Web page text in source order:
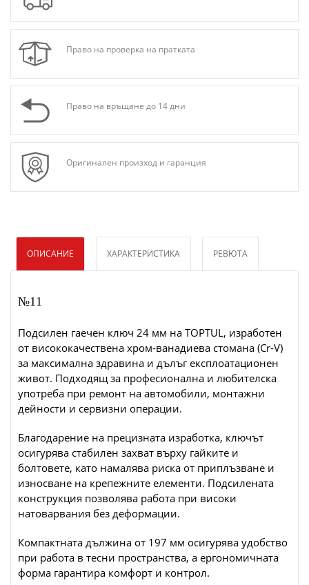
Право на проверка на пратката
Право на връщане до 14 дни
Оригинален произход и гаранция
ОПИСАНИЕ ХАРАКТЕРИСТИКА РЕВЮТА
№11
Подсилен гаечен ключ 24 мм на TOPTUL, изработен
от висококачествена хром-ванадиева стомана (Cr-V)
за максимална здравина и дълъг експлоатационен
живот. Подходящ за професионална и любителска
употреба при ремонт на автомобили, монтажни
дейности и сервизни операции.
Благодарение на прецизната изработка, ключът
осигурява стабилен захват върху гайките и
болтовете, като намалява риска от приплъзване и
износване на крепежните елементи. Подсилената
конструкция позволява работа при високи
натоварвания без деформации.
Компактната дължина от 197 мм осигурява удобство
при работа в тесни пространства, а ергономичната
форма гарантира комфорт и контрол.